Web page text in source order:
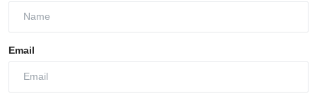
Email